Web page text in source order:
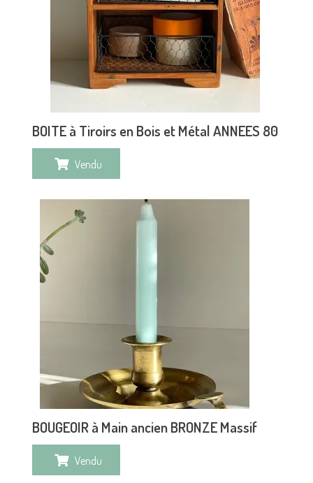
BOITE à Tiroirs en Bois et Métal ANNEES 80
Vendu
BOUGEOIR à Main ancien BRONZE Massif
Vendu